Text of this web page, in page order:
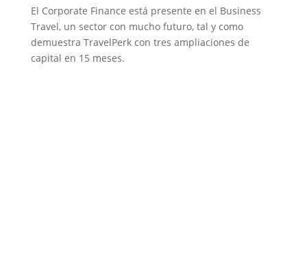
El Corporate Finance está presente en el Business
Travel, un sector con mucho futuro, tal y como
demuestra TravelPerk con tres ampliaciones de
capital en 15 meses.